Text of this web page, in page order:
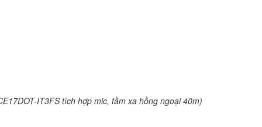
IT3FS tích hợp mic, tầm xa hồng ngoại 40m)